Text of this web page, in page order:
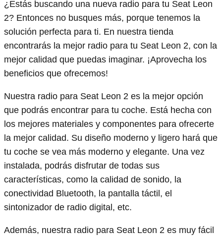
¿Estás buscando una nueva radio para tu Seat Leon
2? Entonces no busques más, porque tenemos la
solución perfecta para ti. En nuestra tienda
encontrarás la mejor radio para tu Seat Leon 2, con la
mejor calidad que puedas imaginar. ¡Aprovecha los
beneficios que ofrecemos!
Nuestra radio para Seat Leon 2 es la mejor opción
que podrás encontrar para tu coche. Está hecha con
los mejores materiales y componentes para ofrecerte
la mejor calidad. Su diseño moderno y ligero hará que
tu coche se vea más moderno y elegante. Una vez
instalada, podrás disfrutar de todas sus
características, como la calidad de sonido, la
conectividad Bluetooth, la pantalla táctil, el
sintonizador de radio digital, etc.
Además, nuestra radio para Seat Leon 2 es muy fácil